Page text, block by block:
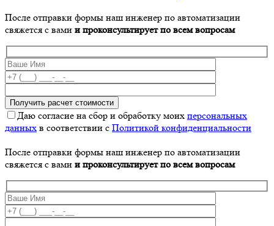
После отправки формы наш инженер по автоматизации
свяжется с вами и проконсультирует по всем вопросам
Даю согласие на сбор и обработку моих персональных
данных в соответствии с Политикой конфиденциальности
После отправки формы наш инженер по автоматизации
свяжется с вами и проконсультирует по всем вопросам